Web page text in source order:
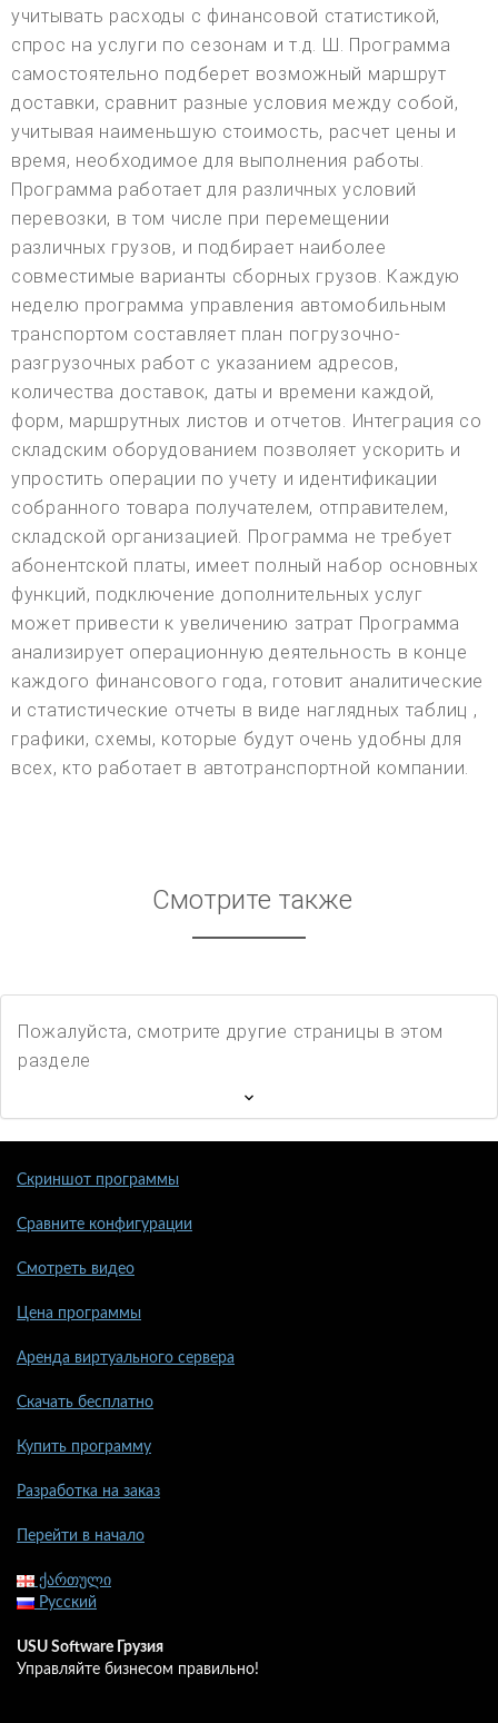
учитывать расходы с финансовой статистикой,
спрос на услуги по сезонам и т.д. Ш. Программа
самостоятельно подберет возможный маршрут
доставки, сравнит разные условия между собой,
учитывая наименьшую стоимость, расчет цены и
время, необходимое для выполнения работы.
Программа работает для различных условий
перевозки, в том числе при перемещении
различных грузов, и подбирает наиболее
совместимые варианты сборных грузов. Каждую
неделю программа управления автомобильным
транспортом составляет план погрузочно-
разгрузочных работ с указанием адресов,
количества доставок, даты и времени каждой,
форм, маршрутных листов и отчетов. Интеграция со
складским оборудованием позволяет ускорить и
упростить операции по учету и идентификации
собранного товара получателем, отправителем,
складской организацией. Программа не требует
абонентской платы, имеет полный набор основных
функций, подключение дополнительных услуг
может привести к увеличению затрат Программа
анализирует операционную деятельность в конце
каждого финансового года, готовит аналитические
и статистические отчеты в виде наглядных таблиц ,
графики, схемы, которые будут очень удобны для
всех, кто работает в автотранспортной компании.
Смотрите также
Пожалуйста, смотрите другие страницы в этом
разделе
Скриншот программы
Сравните конфигурации
Смотреть видео
Цена программы
Аренда виртуального сервера
Скачать бесплатно
Купить программу
Разработка на заказ
Перейти в начало
ქართული
Русский
USU Software Грузия
Управляйте бизнесом правильно!